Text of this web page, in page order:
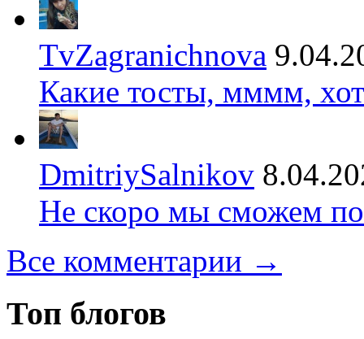
TvZagranichnova
Какие тосты, мммм,
DmitriySalnikov
Не скоро мы сможем
Все комментарии →
Топ блогов